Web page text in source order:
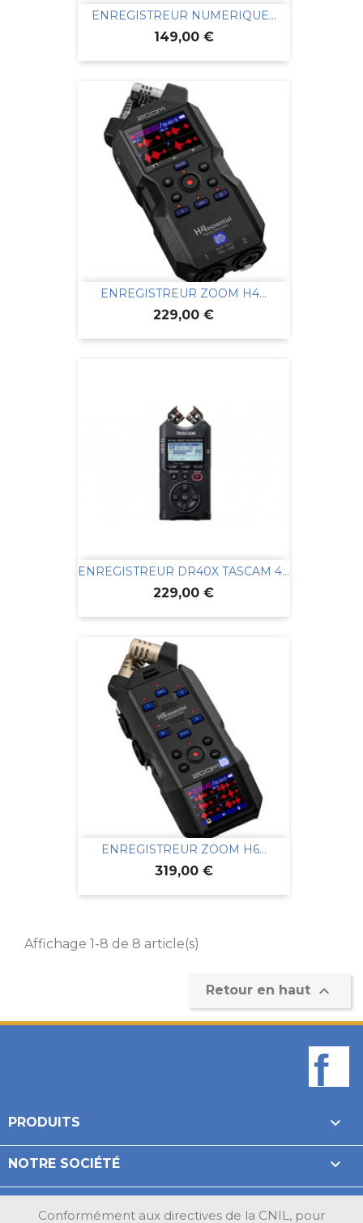
Conformément aux directives de la CNIL, pour
ENREGISTREUR NUMERIQUE...
Prix
149,00 €
ENREGISTREUR ZOOM H4...
Prix
229,00 €
ENREGISTREUR DR40X TASCAM 4...
Prix
229,00 €
ENREGISTREUR ZOOM H6...
Prix
319,00 €
Affichage 1-8 de 8 article(s)
Retour en haut 
PRODUITS 
NOTRE SOCIÉTÉ 